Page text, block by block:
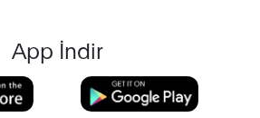
App İndir